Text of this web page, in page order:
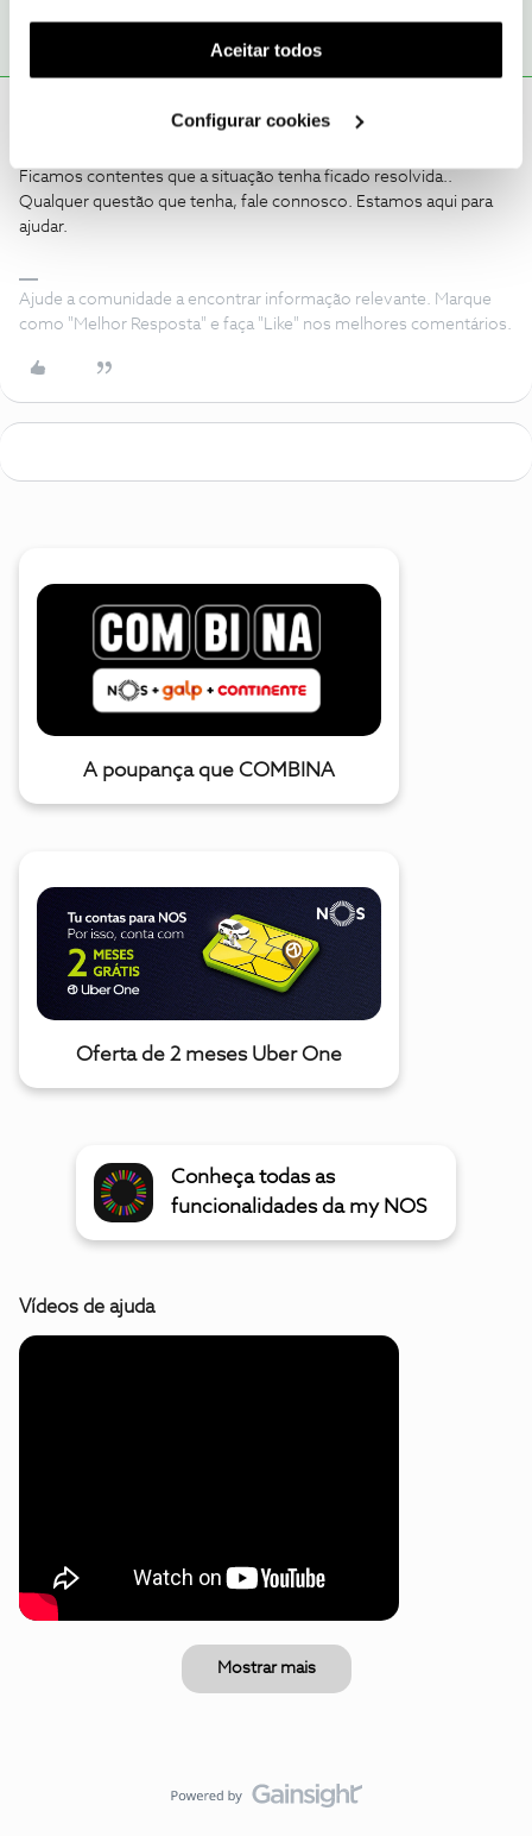
funcionalidade) e adaptar anúncios aos seus interesses
(cookies de publicidade personalizada). Pode gerir a
utilização dos cookies clicando em "Configurar
Aceitar todos
Configurar cookies
Ficamos contentes que a situação tenha ficado resolvida..
Qualquer questão que tenha, fale connosco. Estamos aqui para
ajudar.
Ajude a comunidade a encontrar informação relevante. Marque
como "Melhor Resposta" e faça "Like" nos melhores comentários.
A poupança que COMBINA
Oferta de 2 meses Uber One
Conheça todas as
funcionalidades da my NOS
Vídeos de ajuda
Mostrar mais